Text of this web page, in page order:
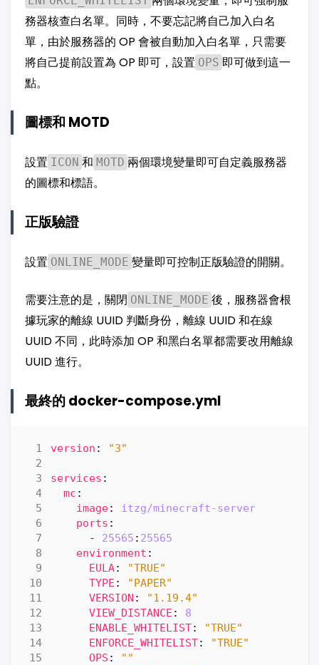
務器核查白名單。同時，不要忘記將自己加入白名
單，由於服務器的 OP 會被自動加入白名單，只需要
將自己提前設置為 OP 即可，設置 OPS 即可做到這一
點。
圖標和 MOTD
設置 ICON 和 MOTD 兩個環境變量即可自定義服務器
的圖標和標語。
正版驗證
設置 ONLINE_MODE 變量即可控制正版驗證的開關。
需要注意的是，關閉 ONLINE_MODE 後，服務器會根
據玩家的離線 UUID 判斷身份，離線 UUID 和在線
UUID 不同，此時添加 OP 和黑白名單都需要改用離線
UUID 進行。
最終的 docker-compose.yml
version : "3"
services :
mc :
image:
itzg/minecraft-server
ports :
- 25565 : 25565
environment :
EULA:
"TRUE"
TYPE :
"PAPER"
VERSION :
"1.19.4"
VIEW_DISTANCE :
8
ENABLE_WHITELIST:
"TRUE"
ENFORCE_WHITELIST:
"TRUE"
OPS :
""